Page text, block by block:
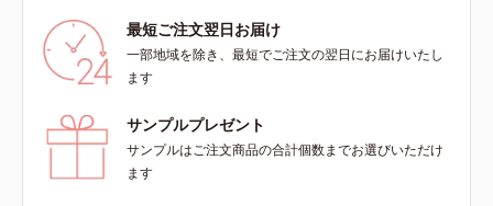
最短ご注文翌日お届け
一部地域を除き、最短でご注文の翌日にお届けいたし
ます
サンプルプレゼント
サンプルはご注文商品の合計個数までお選びいただけ
ます